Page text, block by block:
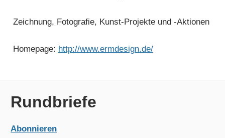
Zeichnung, Fotografie, Kunst-Projekte und -Aktionen
Homepage: http://www.ermdesign.de/
Rundbriefe
Abonnieren